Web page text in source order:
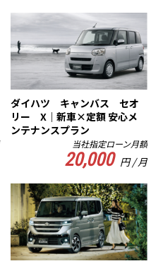
ダイハツ キャンバス セオ
リー X｜新車×定額 安心メ
ンテナンスプラン
当社指定ローン月額
20,000 円 / 月